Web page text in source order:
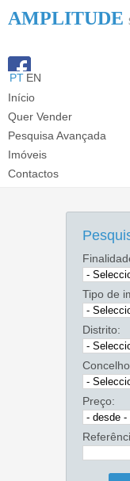
AMPLITUDE
T: 224 224 498 (Chamada
PT EN
Início
Quer Vender
Pesquisa Avançada
Imóveis
Contactos
Tipo de
Distrito:
Preço: